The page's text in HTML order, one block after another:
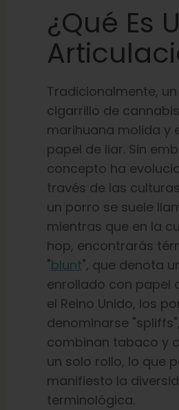
¿Qué Es
Tradicionalmente,
cigarrillo de
marihuana molida y
papel de liar. Sin
concepto ha
través de las
un porro se suele
mientras que en la
hop, encontrarás
"blunt", que denota
enrollado con papel
el Reino Unido, los
denominarse
combinan tabaco y
un solo rollo, lo que
manifiesto la
terminológica.